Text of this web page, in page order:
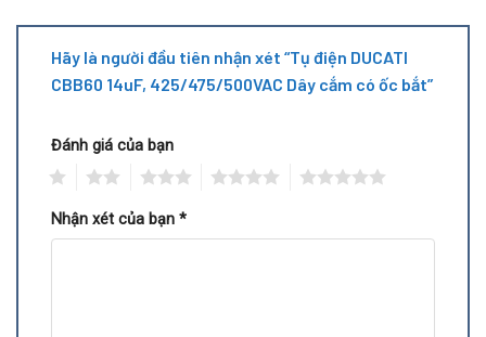
Hãy là người đầu tiên nhận xét “Tụ điện DUCATI
CBB60 14uF, 425/475/500VAC Dây cắm có ốc bắt”
Đánh giá của bạn
Nhận xét của bạn *